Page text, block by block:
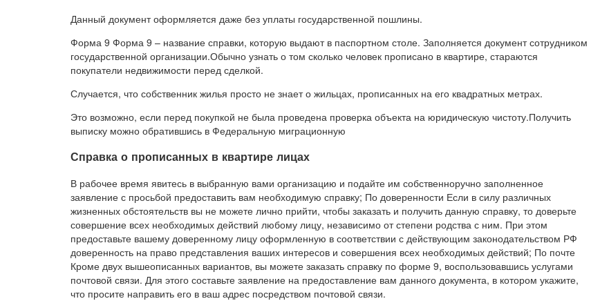
Данный документ оформляется даже без уплаты государственной пошлины.
Форма 9 Форма 9 – название справки, которую выдают в паспортном столе. Заполняется документ сотрудником
государственной организации.Обычно узнать о том сколько человек прописано в квартире, стараются
покупатели недвижимости перед сделкой.
Случается, что собственник жилья просто не знает о жильцах, прописанных на его квадратных метрах.
Это возможно, если перед покупкой не была проведена проверка объекта на юридическую чистоту.Получить
выписку можно обратившись в Федеральную миграционную
Справка о прописанных в квартире лицах
В рабочее время явитесь в выбранную вами организацию и подайте им собственноручно заполненное
заявление с просьбой предоставить вам необходимую справку; По доверенности Если в силу различных
жизненных обстоятельств вы не можете лично прийти, чтобы заказать и получить данную справку, то доверьте
совершение всех необходимых действий любому лицу, независимо от степени родства с ним. При этом
предоставьте вашему доверенному лицу оформленную в соответствии с действующим законодательством РФ
доверенность на право представления ваших интересов и совершения всех необходимых действий; По почте
Кроме двух вышеописанных вариантов, вы можете заказать справку по форме 9, воспользовавшись услугами
почтовой связи. Для этого составьте заявление на предоставление вам данного документа, в котором укажите,
что просите направить его в ваш адрес посредством почтовой связи.